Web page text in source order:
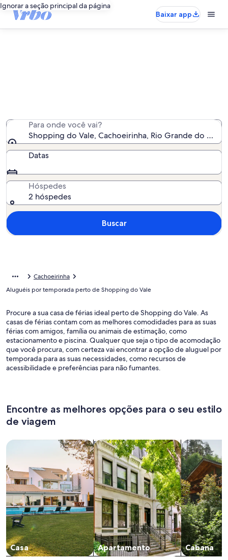
Ignorar a seção principal da página
Baixar app
Para onde você vai?
Shopping do Vale, Cachoeirinha, Rio Grande do Sul,
Datas
Hóspedes
2 hóspedes
Buscar
Cachoeirinha
Aluguéis por temporada perto de Shopping do Vale
Procure a sua casa de férias ideal perto de Shopping do Vale. As
casas de férias contam com as melhores comodidades para as suas
férias com amigos, família ou animais de estimação, como
estacionamento e piscina. Qualquer que seja o tipo de acomodação
que você procura, com certeza vai encontrar a opção de aluguel por
temporada para as suas necessidades, como recursos de
acessibilidade e preferências para não fumantes.
Encontre as melhores opções para o seu estilo
de viagem
Casa
Busque casas
Apartamento
Busque apartamentos
Cabana
buscar